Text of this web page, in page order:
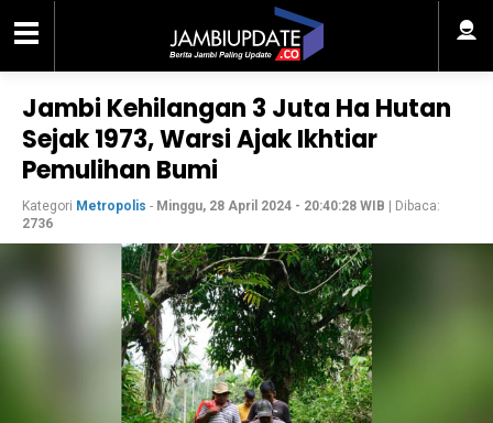
Jambi Kehilangan 3 Juta Ha Hutan
Sejak 1973, Warsi Ajak Ikhtiar
Pemulihan Bumi
Kategori Metropolis - Minggu, 28 April 2024 - 20:40:28 WIB | Dibaca:
2736